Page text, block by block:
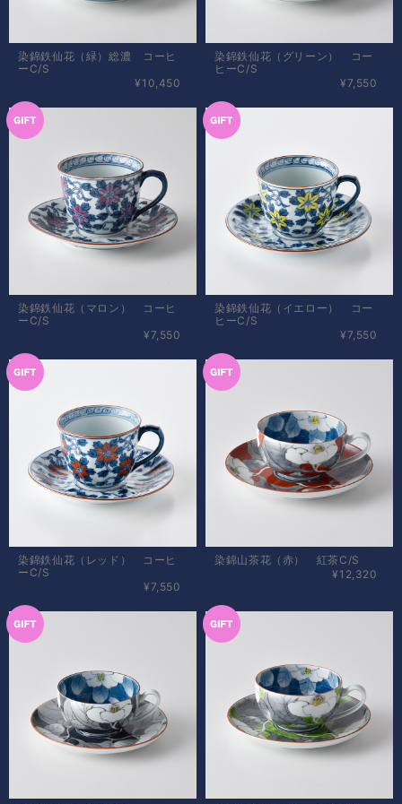
染錦鉄仙花（緑）総濃 コーヒ
ーC/S
¥10,450
染錦鉄仙花（グリーン） コー
ヒーC/S
¥7,550
染錦鉄仙花（マロン） コーヒ
ーC/S
¥7,550
染錦鉄仙花（イエロー） コー
ヒーC/S
¥7,550
染錦鉄仙花（レッド） コーヒ
ーC/S
¥7,550
染錦山茶花（赤） 紅茶C/S
¥12,320